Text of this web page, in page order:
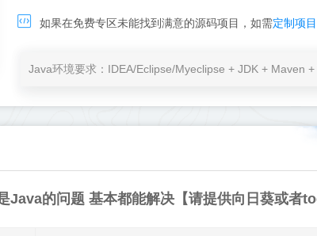
如果在免费专区未能找到满意的源码项目，如需定制项目
Java环境要求：IDEA/Eclipse/Myeclipse + JDK + Maven
的问题 基本都能解决【请提供向日葵或者